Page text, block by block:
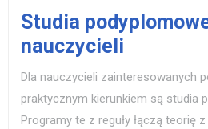
Studia
nauczycieli
Dla nauczycieli zainteresowanych
praktycznym kierunkiem są studia
Programy te z reguły łączą teorię